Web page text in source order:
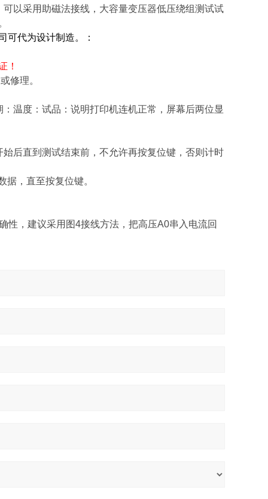
以采用助磁法接线，大容量变压器低压绕组测试试
可代为设计制造。：
！
修理。
温度：试品：说明打印机连机正常，屏幕后两位显
后直到测试结束前，不允许再按复位键，否则计时
，直至按复位键。
，建议采用图4接线方法，把高压A0串入电流回